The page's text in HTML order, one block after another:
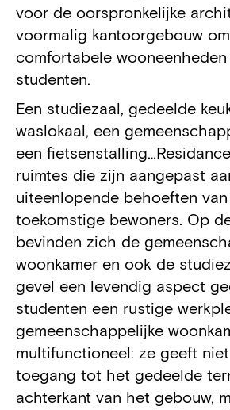
voor de oorspronkelijke
voormalig kantoorgebouw
comfortabele
studenten.
Een studiezaal, gedeelde
waslokaal, een
een
ruimtes die zijn aangepast
uiteenlopende behoeften
toekomstige bewoners. Op
bevinden zich de
woonkamer en ook de
gevel een levendig aspect
studenten een rustige
gemeenschappelijke
multifunctioneel: ze geeft
toegang tot het gedeelde
achterkant van het gebouw,